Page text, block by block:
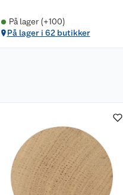
På lager (+100)
På lager i 62 butikker